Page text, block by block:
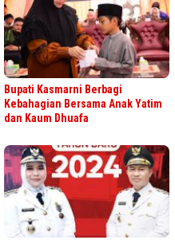
Bupati Kasmarni Berbagi
Kebahagian Bersama Anak Yatim
dan Kaum Dhuafa